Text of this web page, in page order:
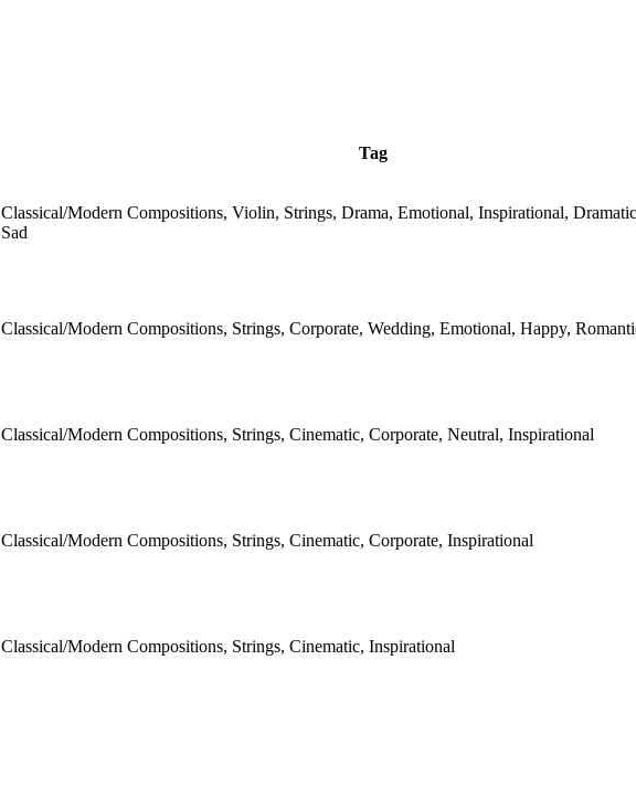
Tag
Classical/Modern Compositions, Violin, Strings, Drama, Emotional, Inspirational,
Sad
Classical/Modern Compositions, Strings, Corporate, Wedding, Emotional, Happy,
Classical/Modern Compositions, Strings, Cinematic, Corporate, Neutral, Inspirational
Classical/Modern Compositions, Strings, Cinematic, Corporate, Inspirational
Classical/Modern Compositions, Strings, Cinematic, Inspirational